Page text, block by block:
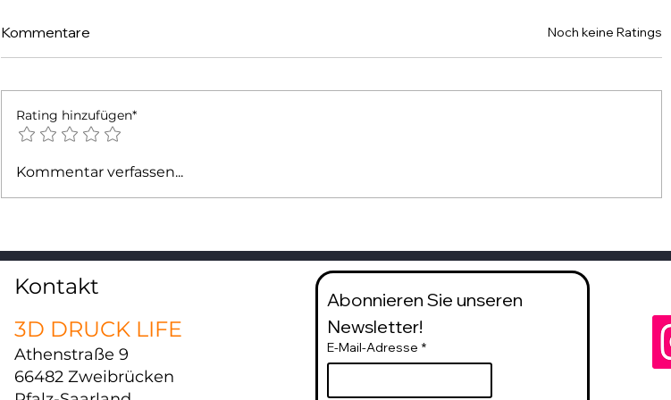
Nachrüstlösung für Bambu
Kommentare Mit 0 von 5 Sternen bewertet.
Noch keine Ratings
Rating hinzufügen*
Kommentar verfassen...
Kontakt
3D DRUCK LIFE
Athenstraße 9
66482 Zweibrücken
Abonnieren Sie unseren
Newsletter!
E-Mail-Adresse *